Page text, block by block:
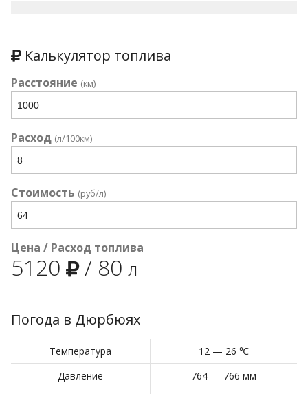
Калькулятор топлива
Расстояние (км)
Расход (л/100км)
Стоимость (руб/л)
Цена / Расход топлива
5120 / 80 л
Погода в Дюрбюях
Температура
12 — 26 ℃
Давление
764 — 766 мм